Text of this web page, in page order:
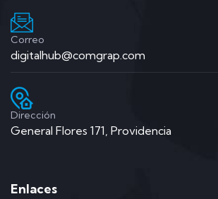
Correo
digitalhub@comgrap.com
Dirección
General Flores 171, Providencia
Enlaces